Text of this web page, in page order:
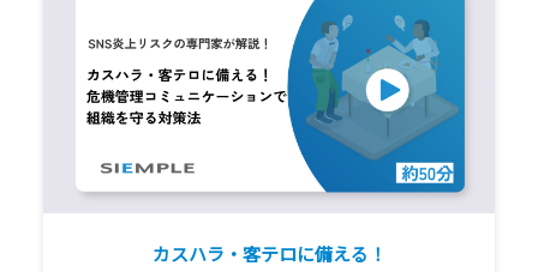
カスハラ・客テロに備える！